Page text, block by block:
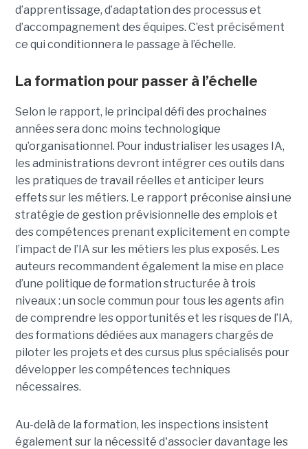
d’apprentissage, d’adaptation des processus et
d’accompagnement des équipes. C’est précisément
ce qui conditionnera le passage à l’échelle.
La formation pour passer à l’échelle
Selon le rapport, le principal défi des prochaines
années sera donc moins technologique
qu’organisationnel. Pour industrialiser les usages IA,
les administrations devront intégrer ces outils dans
les pratiques de travail réelles et anticiper leurs
effets sur les métiers. Le rapport préconise ainsi une
stratégie de gestion prévisionnelle des emplois et
des compétences prenant explicitement en compte
l’impact de l’IA sur les métiers les plus exposés. Les
auteurs recommandent également la mise en place
d’une politique de formation structurée à trois
niveaux : un socle commun pour tous les agents afin
de comprendre les opportunités et les risques de l’IA,
des formations dédiées aux managers chargés de
piloter les projets et des cursus plus spécialisés pour
développer les compétences techniques
nécessaires.
Au-delà de la formation, les inspections insistent
également sur la nécessité d'associer davantage les